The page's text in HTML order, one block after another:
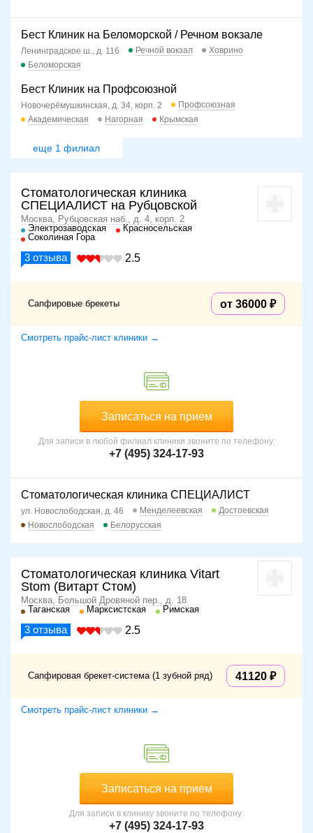
Бест Клиник на Беломорской / Речном вокзале
Ленинградское ш., д. 116 Речной вокзал
Ховрино
Беломорская
Бест Клиник на Профсоюзной
Новочерёмушкинская, д. 34, корп. 2
Профсоюзная
Академическая
Нагорная Крымская
еще 1 филиал
Стоматологическая клиника
СПЕЦИАЛИСТ на Рубцовской
Москва, Рубцовская наб., д. 4, корп. 2
Электрозаводская
Красносельская
Соколиная Гора
3 отзыва 2.5
Сапфировые брекеты от 36000
Смотреть прайс-лист клиники →
Записаться на прием
Для записи в любой филиал клиники звоните по телефону:
+7 (495) 324-17-93
Стоматологическая клиника СПЕЦИАЛИСТ
ул. Новослободская, д. 46 Менделеевская
Достоевская
Новослободская
Белорусская
Стоматологическая клиника Vitart
Stom (Витарт Стом)
Москва, Большой Дровяной пер., д. 18
Таганская
Марксистская Римская
3 отзыва 2.5
Сапфировая брекет-система (1 зубной ряд) 41120
Смотреть прайс-лист клиники →
Записаться на прием
Для записи в клинику звоните по телефону:
+7 (495) 324-17-93